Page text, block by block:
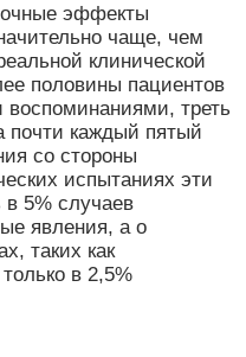
эффекты
чаще, чем
клинической
половины пациентов
треть
каждый пятый
со стороны
испытаниях эти
5% случаев
явления, а о
таких как
в 2,5%